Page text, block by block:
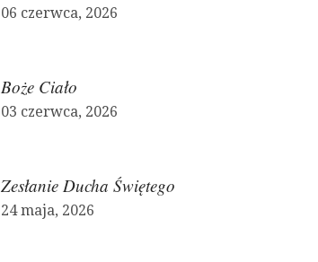
06 czerwca, 2026
Boże Ciało
03 czerwca, 2026
Zesłanie Ducha Świętego
24 maja, 2026